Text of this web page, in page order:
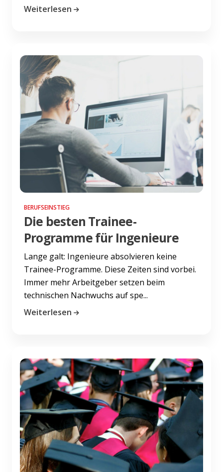
Weiterlesen
BERUFSEINSTIEG
Die besten Trainee-
Programme für Ingenieure
Lange galt: Ingenieure absolvieren keine
Trainee-Programme. Diese Zeiten sind vorbei.
Immer mehr Arbeitgeber setzen beim
technischen Nachwuchs auf spe...
Weiterlesen